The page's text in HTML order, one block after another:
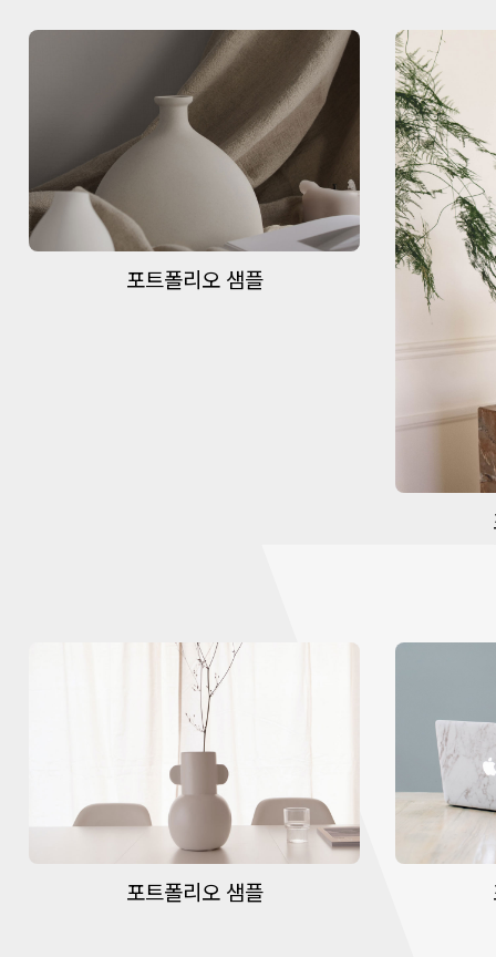
포트폴리오 샘플
포트폴리오 샘플